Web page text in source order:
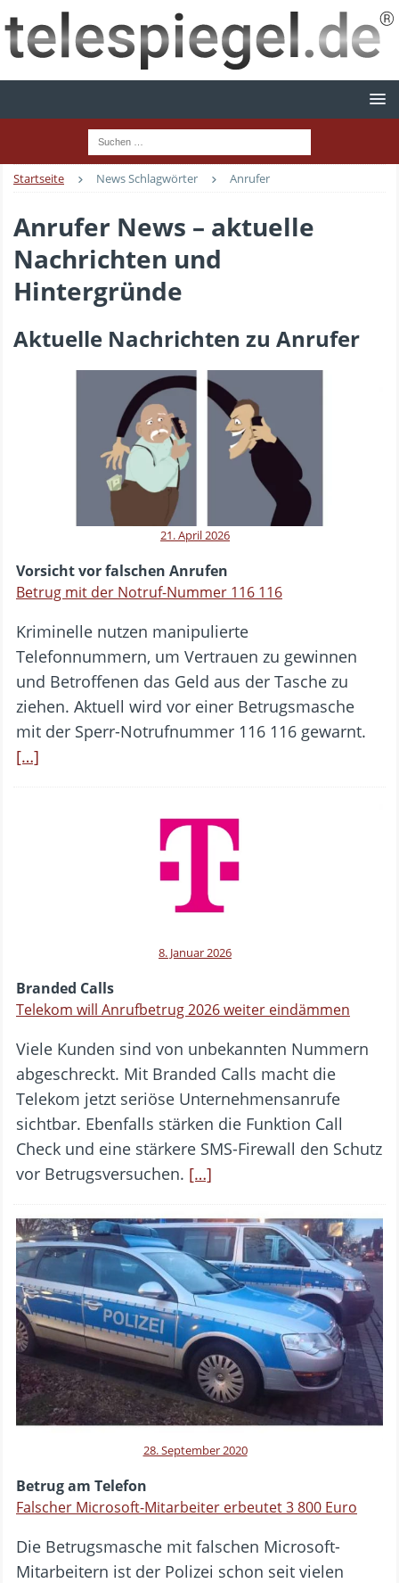
Startseite News Schlagwörter Anrufer
Anrufer News – aktuelle
Nachrichten und
Hintergründe
Aktuelle Nachrichten zu Anrufer
21. April 2026
Vorsicht vor falschen Anrufen
Betrug mit der Notruf-Nummer 116 116
Kriminelle nutzen manipulierte
Telefonnummern, um Vertrauen zu gewinnen
und Betroffenen das Geld aus der Tasche zu
ziehen. Aktuell wird vor einer Betrugsmasche
mit der Sperr-Notrufnummer 116 116 gewarnt.
[…]
8. Januar 2026
Branded Calls
Telekom will Anrufbetrug 2026 weiter eindämmen
Viele Kunden sind von unbekannten Nummern
abgeschreckt. Mit Branded Calls macht die
Telekom jetzt seriöse Unternehmensanrufe
sichtbar. Ebenfalls stärken die Funktion Call
Check und eine stärkere SMS-Firewall den Schutz
vor Betrugsversuchen. […]
28. September 2020
Betrug am Telefon
Falscher Microsoft-Mitarbeiter erbeutet 3 800 Euro
Die Betrugsmasche mit falschen Microsoft-
Mitarbeitern ist der Polizei schon seit vielen